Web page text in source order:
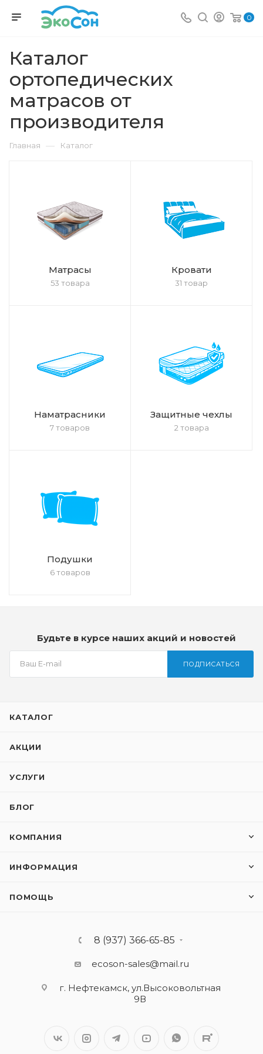
0
Каталог
ортопедических
матрасов от
производителя
Главная — Каталог
Матрасы
53 товара
Кровати
31 товар
Наматрасники
7 товаров
Защитные чехлы
2 товара
Подушки
6 товаров
Будьте в курсе наших акций и новостей
ПОДПИСАТЬСЯ
КАТАЛОГ
АКЦИИ
УСЛУГИ
БЛОГ
КОМПАНИЯ
ИНФОРМАЦИЯ
ПОМОЩЬ
8 (937) 366-65-85
ecoson-sales@mail.ru
г. Нефтекамск, ул.Высоковольтная
9В